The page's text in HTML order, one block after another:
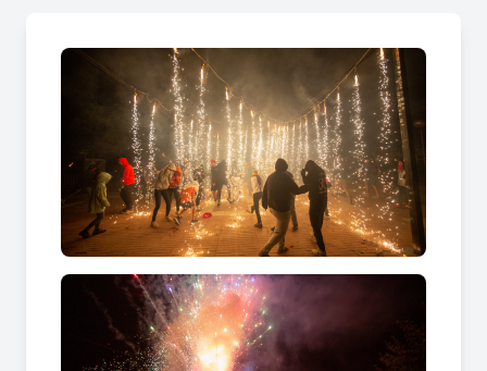
La referència al 10è aniversari no apareix com un
element decoratiu: situa aquesta edició dins d’un
recorregut consolidat. Emplaça't Festa Major de
Cabrera de Mar posa el focus en allò que defineix
les grans festes locals: la capacitat d’activar
vincles entre generacions i expressions culturals
diverses.
La composició visual de la festa transmet aquesta
idea amb claredat: figures populars, presència
d’elements festius tradicionals, personatges